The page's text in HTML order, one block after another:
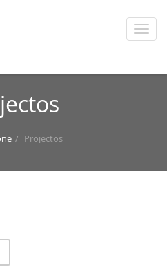
Projectos